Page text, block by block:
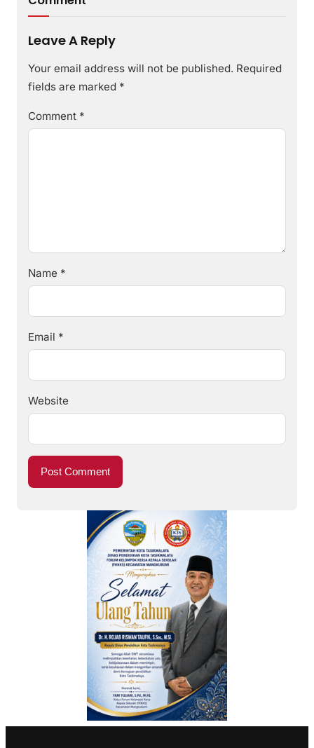
Leave A Reply
Your email address will not be published. Required
fields are marked *
Comment *
Name *
Email *
Website